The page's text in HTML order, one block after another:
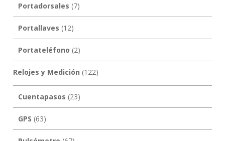
Portadorsales (7)
Portallaves (12)
Portateléfono (2)
Relojes y Medición (122)
Cuentapasos (23)
GPS (63)